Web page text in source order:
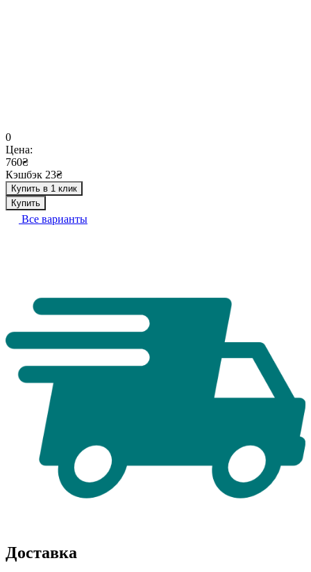
0
Цена:
760₴
Кэшбэк 23₴
Купить в 1 клик
Купить
Все варианты
Доставка